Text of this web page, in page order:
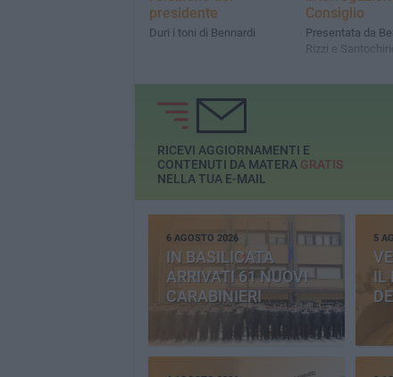
presidente
Duri i toni di Bennardi
Consiglio
Presentata da
Rizzi e
RICEVI AGGIORNAMENTI E
CONTENUTI DA MATERA GRATIS
NELLA TUA E-MAIL
6 AGOSTO 2026
IN BASILICATA
ARRIVATI 61 NUOVI
CARABINIERI
5
IL